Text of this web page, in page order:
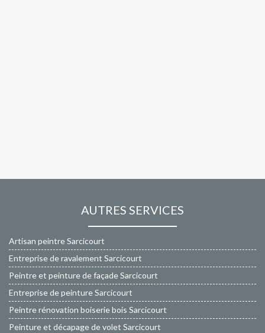
AUTRES SERVICES
Artisan peintre Sarcicourt
Entreprise de ravalement Sarcicourt
Peintre et peinture de façade Sarcicourt
Entreprise de peinture Sarcicourt
Peintre rénovation boiserie bois Sarcicourt
Peinture et décapage de volet Sarcicourt